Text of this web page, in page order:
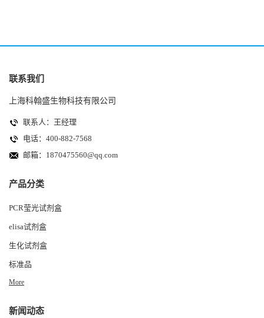
联系我们
上海科翰盛生物科技有限公司
联系人：王经理
电话：400-882-7568
邮箱： 1870475560@qq.com
产品分类
PCR莹光试剂盒
elisa试剂盒
生化试剂盒
标准品
More
新闻动态